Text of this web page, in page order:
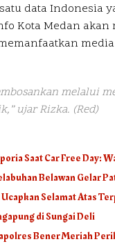
data Indonesia
Kota Medan
melalui
ujar Rizka. (Red)
Saat Car Free Day:
Belawan Gelar
Selamat Atas
di Sungai Deli
Bener Meriah